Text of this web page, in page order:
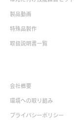
製品動画
特殊品製作
取扱説明書一覧
会社概要
環境への取り組み
​プライバシーポリシー